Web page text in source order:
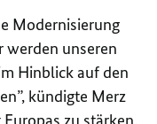
Modernisierung
werden unseren
Hinblick auf den
kündigte Merz